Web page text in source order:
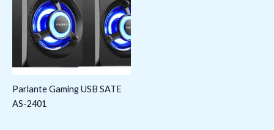
Parlante Gaming USB SATE
AS-2401